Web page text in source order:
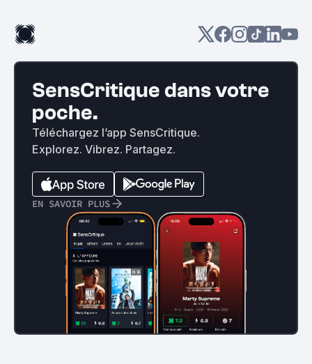
SensCritique dans votre
poche.
Téléchargez l’app SensCritique.
Explorez. Vibrez. Partagez.
EN SAVOIR PLUS